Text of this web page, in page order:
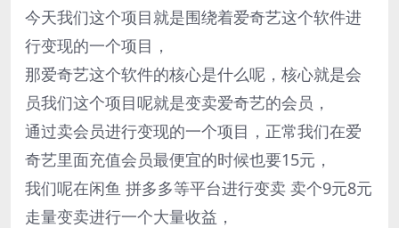
今天我们这个项目就是围绕着爱奇艺这个软件进
行变现的一个项目，
那爱奇艺这个软件的核心是什么呢，核心就是会
员我们这个项目呢就是变卖爱奇艺的会员，
通过卖会员进行变现的一个项目，正常我们在爱
奇艺里面充值会员最便宜的时候也要15元，
我们呢在闲鱼 拼多多等平台进行变卖 卖个9元8元
走量变卖进行一个大量收益，